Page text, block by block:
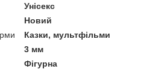
Унісекс
Новий
Казки, мультфільми
3 мм
Фігурна